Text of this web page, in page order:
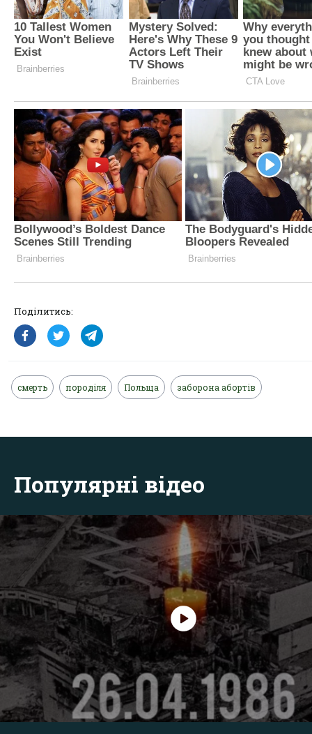
Поділитись:
смерть породіля Польща заборона абортів
Популярні відео